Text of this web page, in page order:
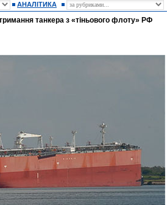
АНАЛІТИКА
танкера з «тіньового флоту» РФ